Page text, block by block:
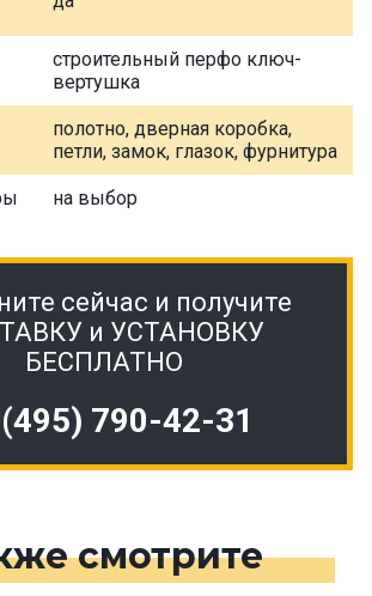
строительный перфо ключ-
вертушка
полотно, дверная коробка,
петли, замок, глазок, фурнитура
на выбор
сейчас и получите
и УСТАНОВКУ
БЕСПЛАТНО
790-42-31
смотрите